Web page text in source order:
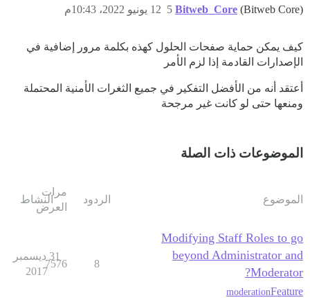
Bitweb_Core (Bitweb Core) 12 يونيو 2022، 10:43م 5
كيف يمكن حماية صفحات الحلول كهذه بكلمة مرور إضافية في
الإصدارات القادمة إذا لزم الأمر
أعتقد أنه من الأفضل التفكير في جميع الثغرات الأمنية المحتملة
ومنعها حتى لو كانت غير مرجحة
الموضوعات ذات الصلة
الموضوع الردود
مرات
العرض
النشاط
Modifying Staff Roles to go
beyond Administrator and
Moderator?
Feature
moderation
8
7576
31 ديسمبر
2017